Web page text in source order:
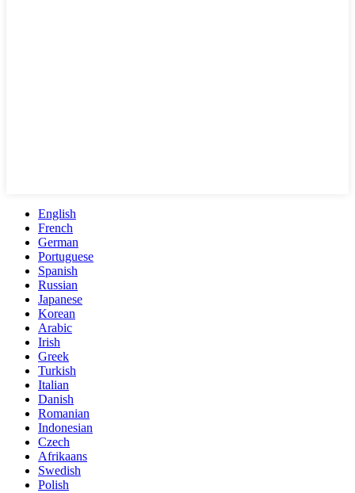
English
French
German
Portuguese
Spanish
Russian
Japanese
Korean
Arabic
Irish
Greek
Turkish
Italian
Danish
Romanian
Indonesian
Czech
Afrikaans
Swedish
Polish